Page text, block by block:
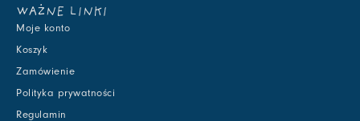
WAŻNE LINKI
Moje konto
Koszyk
Zamówienie
Polityka prywatności
Regulamin